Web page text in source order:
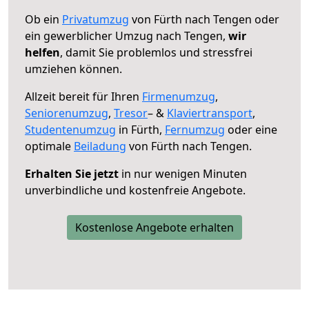
Ob ein Privatumzug von Fürth nach Tengen oder
ein gewerblicher Umzug nach Tengen, wir
helfen, damit Sie problemlos und stressfrei
umziehen können.
Allzeit bereit für Ihren Firmenumzug,
Seniorenumzug, Tresor– & Klaviertransport,
Studentenumzug in Fürth, Fernumzug oder eine
optimale Beiladung von Fürth nach Tengen.
Erhalten Sie jetzt in nur wenigen Minuten
unverbindliche und kostenfreie Angebote.
Kostenlose Angebote erhalten